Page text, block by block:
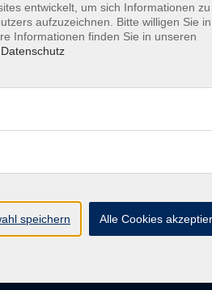
entwickelt, um sich Informationen
aufzuzeichnen. Bitte willigen Sie
Informationen finden Sie in unseren
Datenschutz
speichern Alle Cookies